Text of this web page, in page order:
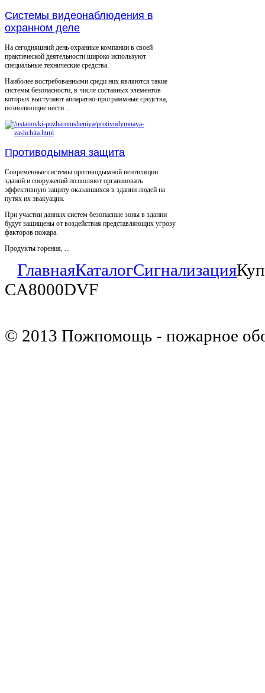
Системы видеонаблюдения в
охранном деле
На сегодняшний день охранные компании в своей
практической деятельности широко используют
специальные технические средства.
Наиболее востребованными среди них являются такие
системы безопасности, в числе составных элементов
которых выступают аппаратно-программные средства,
позволяющие вести ...
Противодымная защита
Современные системы противодымной вентиляции
зданий и сооружений позволяют организовать
эффективную защиту оказавшихся в здании людей на
путях их эвакуации.
При участии данных систем безопасные зоны в здании
будут защищены от воздействия представляющих угрозу
факторов пожара.
Продукты горения, ...
ГлавнаяКаталогСигнализация
CA8000DVF
© 2013 Пожпомощь - пожарное